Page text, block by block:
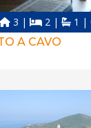
3 | 2 |
1 |
A CAVO